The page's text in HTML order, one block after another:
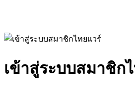
เข้าสู่ระบบสมาชิก